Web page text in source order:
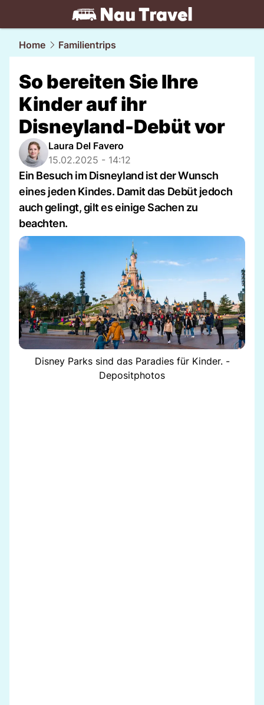
travel.NAU.ch
Home Familientrips
So bereiten Sie Ihre
Kinder auf ihr
Disneyland-Debüt vor
Laura Del Favero
15.02.2025 - 14:12
Ein Besuch im Disneyland ist der Wunsch
eines jeden Kindes. Damit das Debüt jedoch
auch gelingt, gilt es einige Sachen zu
beachten.
Disney Parks sind das Paradies für Kinder. -
Depositphotos